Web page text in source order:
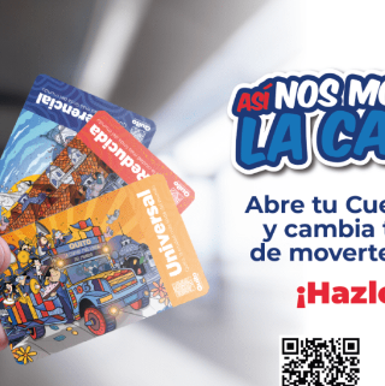
el miércoles 5 de junio se ha devuelto
comunidad. La intervención, que
pasado, se ejecutó para generar el
dos de las tres tuneladoras…Leer más